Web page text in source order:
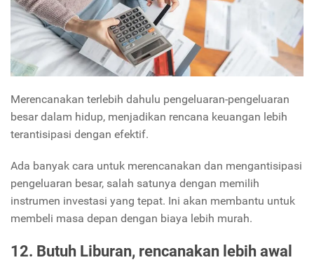
Merencanakan terlebih dahulu pengeluaran-pengeluaran
besar dalam hidup, menjadikan rencana keuangan lebih
terantisipasi dengan efektif.
Ada banyak cara untuk merencanakan dan mengantisipasi
pengeluaran besar, salah satunya dengan memilih
instrumen investasi yang tepat. Ini akan membantu untuk
membeli masa depan dengan biaya lebih murah.
12. Butuh Liburan, rencanakan lebih awal